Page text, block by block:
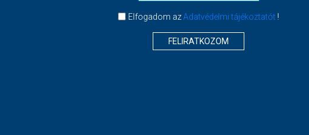
Elfogadom azAdatvédelmi tájékoztatót !
FELIRATKOZOM